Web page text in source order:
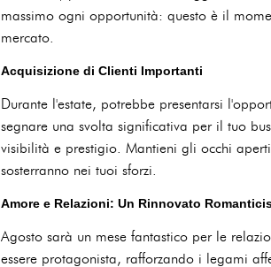
massimo ogni opportunità: questo è il
mercato.
Acquisizione di Clienti Importanti
Durante l'estate, potrebbe presentarsi
segnare una svolta significativa per il tuo
visibilità e prestigio. Mantieni gli occhi
sosterranno nei tuoi sforzi.
Amore e Relazioni: Un Rinnovato
Agosto sarà un mese fantastico per le
essere protagonista, rafforzando i legami